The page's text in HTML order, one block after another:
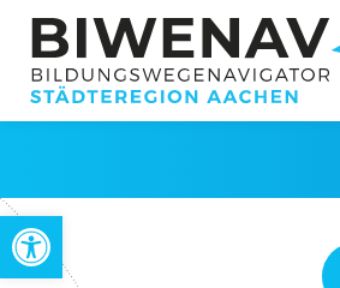
Werkzeugleiste öffnen